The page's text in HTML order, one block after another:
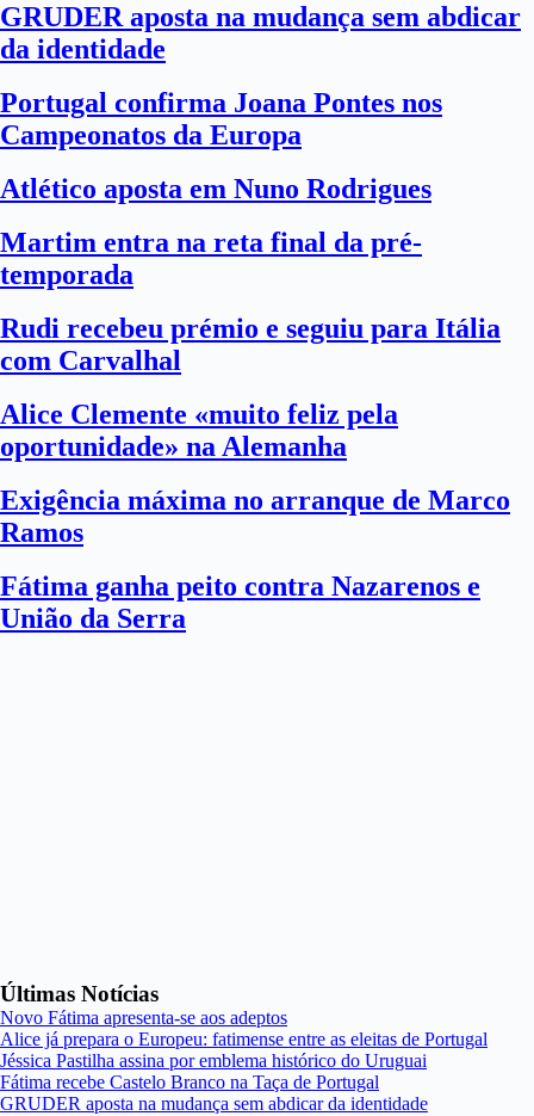
GRUDER aposta na mudança sem abdicar
da identidade
Portugal confirma Joana Pontes nos
Campeonatos da Europa
Atlético aposta em Nuno Rodrigues
Martim entra na reta final da pré-
temporada
Rudi recebeu prémio e seguiu para Itália
com Carvalhal
Alice Clemente «muito feliz pela
oportunidade» na Alemanha
Exigência máxima no arranque de Marco
Ramos
Fátima ganha peito contra Nazarenos e
União da Serra
Últimas Notícias
Novo Fátima apresenta-se aos adeptos
Alice já prepara o Europeu: fatimense entre as eleitas de Portugal
Jéssica Pastilha assina por emblema histórico do Uruguai
Fátima recebe Castelo Branco na Taça de Portugal
GRUDER aposta na mudança sem abdicar da identidade